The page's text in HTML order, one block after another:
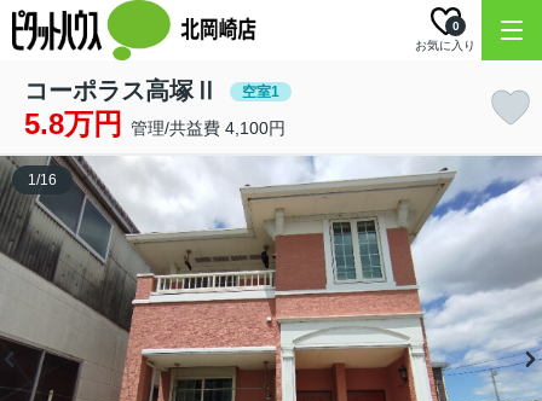
お気に入り
0
コーポラス高塚Ⅱ 空室1
5.8万円 管理/共益費 4,100円
1/16